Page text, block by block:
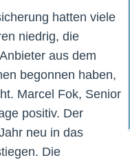
hatten viele
niedrig, die
aus dem
begonnen haben,
Marcel Fok, Senior
positiv. Der
neu in das
Die